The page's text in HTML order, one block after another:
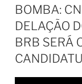
EM
BOMBA:
DELAÇÃO
BRB SERÁ